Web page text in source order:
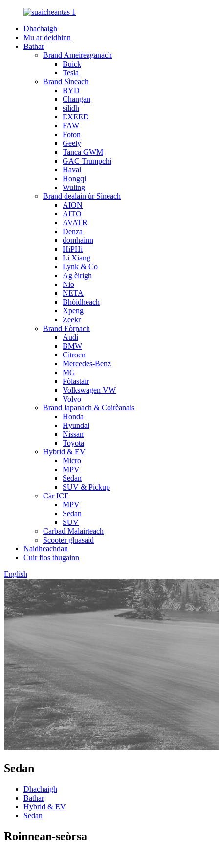
Dhachaigh
Mu ar deidhinn
Bathar
Brand Ameireaganach
Buick
Tesla
Brand Sìneach
BYD
Changan
silidh
EXEED
FAW
Foton
Geely
Tanca GWM
GAC Trumpchi
Haval
Hongqi
Wuling
Brand dealain ùr Sìneach
AION
AITO
AVATR
Denza
domhainn
HiPHi
Li Xiang
Lynk & Co
Ag èirigh
Nio
NETA
Bhòidheach
Xpeng
Zeekr
Brand Eòrpach
Audi
BMW
Citroen
Mercedes-Benz
MG
Pòlastair
Volkswagen VW
Volvo
Brand Iapanach & Coirèanais
Honda
Hyundai
Nissan
Toyota
Hybrid & EV
Micro
MPV
Sedan
SUV & Pickup
Càr ICE
MPV
Sedan
SUV
Carbad Malairteach
Scooter gluasaid
Naidheachdan
Cuir fios thugainn
English
Sedan
Dhachaigh
Bathar
Hybrid & EV
Sedan
Roinnean-seòrsa